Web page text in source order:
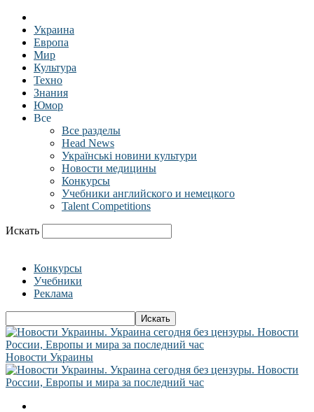
Украина
Европа
Мир
Культура
Техно
Знания
Юмор
Все
Все разделы
Head News
Українські новини культури
Новости медицины
Конкурсы
Учебники английского и немецкого
Talent Competitions
Искать
Конкурсы
Учебники
Реклама
Новости Украины